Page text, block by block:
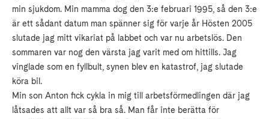
min sjukdom. Min mamma dog den 3:e februari 1995, så den 3:e
är ett sådant datum man spänner sig för varje år Hösten 2005
slutade jag mitt vikariat på labbet och var nu arbetslös. Den
sommaren var nog den värsta jag varit med om hittills. Jag
vinglade som en fyllbult, synen blev en katastrof, jag slutade
köra bil.
Min son Anton fick cykla in mig till arbetsförmedlingen där jag
låtsades att allt var så bra så. Man får inte berätta för